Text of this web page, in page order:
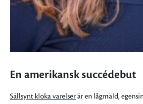
En amerikansk succédebut
Sällsynt kloka varelserär en lågmäld,